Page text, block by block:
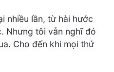
nhiều lần, từ hài hước
Nhưng tôi vẫn nghĩ đó
Cho đến khi mọi thứ